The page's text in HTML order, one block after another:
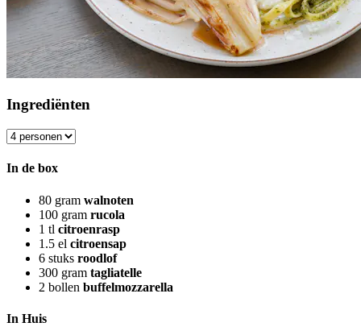
Ingrediënten
In de box
80 gram walnoten
100 gram rucola
1 tl citroenrasp
1.5 el citroensap
6 stuks roodlof
300 gram tagliatelle
2 bollen buffelmozzarella
In Huis